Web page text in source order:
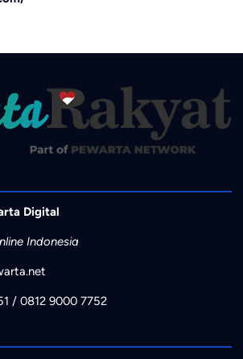
Digital
Indonesia
/ 0812 9000 7752